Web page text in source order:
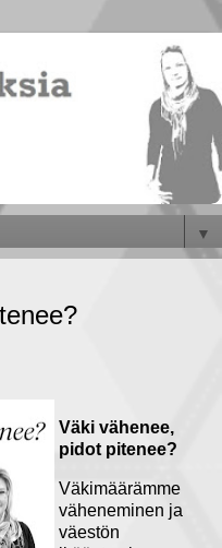
▼
Väki vähenee,
pidot pitenee?
Väkimäärämme
väheneminen ja
väestön